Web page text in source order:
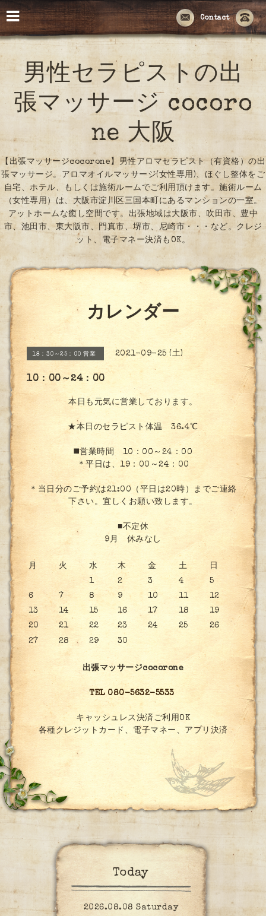
Contact
男性セラピストの出
張マッサージ cocoro
ne 大阪
【出張マッサージcocorone】男性アロマセラピスト（有資格）の出
張マッサージ。アロマオイルマッサージ(女性専用)、ほぐし整体をご
自宅、ホテル、もしくは施術ルームでご利用頂けます。施術ルーム
（女性専用）は、大阪市淀川区三国本町にあるマンションの一室。
アットホームな癒し空間です。出張地域は大阪市、吹田市、豊中
市、池田市、東大阪市、門真市、堺市、尼崎市・・・など。クレジ
ット、電子マネー決済もOK。
カレンダー
18：30～25：00 営業 2021-09-25 (土)
10：00～24：00
本日も元気に営業しております。
★本日のセラピスト体温 36.4℃
◼️営業時間 10：00～24：00
＊平日は、19：00～24：00
＊当日分のご予約は21:00（平日は20時）までご連絡
下さい。宜しくお願い致します。
■不定休
9月 休みなし
月 火 水 木 金 土
日
1
2 3 4
5
6
7 8 9 10 11
12
13
14 15 16 17 18
19
20
21 22 23 24 25
26
27
28 29 30
出張マッサージcocorone
TEL 080-5632-5533
キャッシュレス決済ご利用OK
各種クレジットカード、電子マネー、アプリ決済
Today
2026.08.08 Saturday